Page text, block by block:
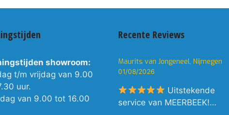
showroom:
t/m vrijdag van 9.00
uur.
van 9.00 tot 16.00
Recente Reviews
Maurits van Jongeneel, Nijmegen
01/08/2026
Uitstekende
service van MEERBEEK!…